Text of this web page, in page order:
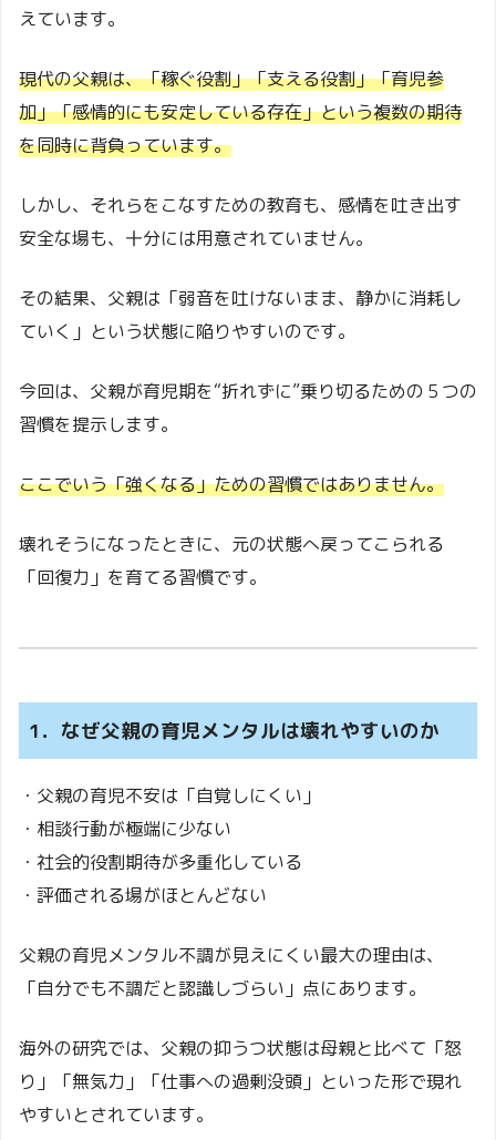
えています。
現代の父親は、「稼ぐ役割」「支える役割」「育児参
加」「感情的にも安定している存在」という複数の期待
を同時に背負っています。
しかし、それらをこなすための教育も、感情を吐き出す
安全な場も、十分には用意されていません。
その結果、父親は「弱音を吐けないまま、静かに消耗し
ていく」という状態に陥りやすいのです。
今回は、父親が育児期を“折れずに”乗り切るための５つの
習慣を提示します。
ここでいう「強くなる」ための習慣ではありません。
壊れそうになったときに、元の状態へ戻ってこられる
「回復力」を育てる習慣です。
1．なぜ父親の育児メンタルは壊れやすいのか
・父親の育児不安は「自覚しにくい」
・相談行動が極端に少ない
・社会的役割期待が多重化している
・評価される場がほとんどない
父親の育児メンタル不調が見えにくい最大の理由は、
「自分でも不調だと認識しづらい」点にあります。
海外の研究では、父親の抑うつ状態は母親と比べて「怒
り」「無気力」「仕事への過剰没頭」といった形で現れ
やすいとされています。